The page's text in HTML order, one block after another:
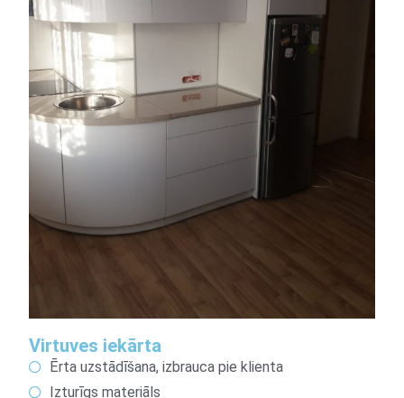
Virtuves iekārta
Ērta uzstādīšana, izbrauca pie klienta
Izturīgs materiāls